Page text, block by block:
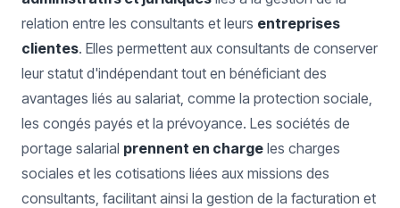
relation entre les consultants et leurs entreprises
clientes. Elles permettent aux consultants de conserver
leur statut d'indépendant tout en bénéficiant des
avantages liés au salariat, comme la protection sociale,
les congés payés et la prévoyance. Les sociétés de
portage salarial prennent en charge les charges
sociales et les cotisations liées aux missions des
consultants, facilitant ainsi la gestion de la facturation et